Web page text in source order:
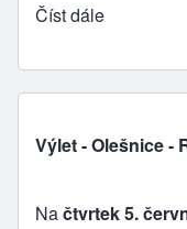
Číst dále
Výlet - Olešnice -
Načtvrtek 5.